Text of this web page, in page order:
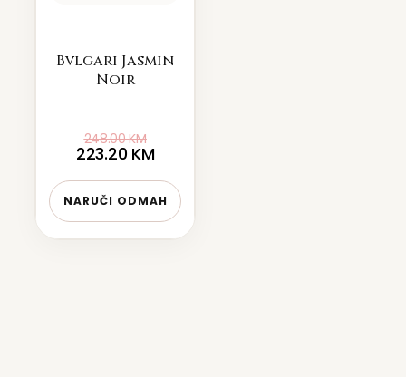
Bvlgari Jasmin
Noir
248.00KM
223.20 KM
NARUČI ODMAH